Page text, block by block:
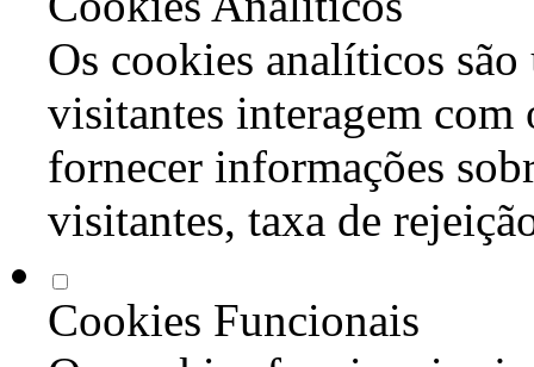
Os cookies analíticos são
visitantes interagem com
fornecer informações
visitantes, taxa de
Cookies Funcionais